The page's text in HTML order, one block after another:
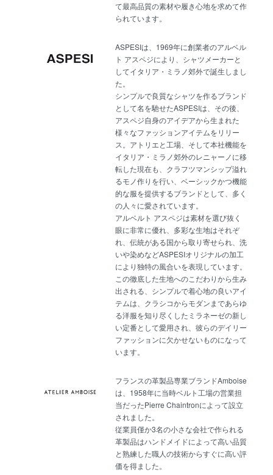
て最高品質の素材や履き心地を求めて作
られています。
ASPESIは、1969年に創業者のアルベル
ト アスペジにより、シャツメーカーと
してイタリア・ミラノ郊外で誕生しまし
た。
シンプルで良質なシャツを作るブランド
として名を馳せたASPESIは、その後、
アスペジ自身のアイデアから生まれた
様々なファッションアイテムをリリー
ス。アトリエと工場、そして本社機能を
イタリア・ミラノ郊外のレニャーノに移
転した現在も、クラフツマンシップ溢れ
るモノ作りを行い、ベーシックかつ機能
的な服を提供するブランドとして、多く
の人々に愛されています。
アルベルト アスペジは素材を選び抜く
眼に非常に優れ、多彩な生地はそれぞ
れ、伝統がある国から取り寄せられ、洗
いや染めなどASPESIオリジナルの加工
により独特の風合いを表現しています。
この徹底した生地へのこだわりから生み
出される、シンプルで着心地の良いアイ
テムは、クラシコからモダンまであらゆ
る洋服を知り尽くしたミラネーゼの新し
い定番として愛用され、彼らのデイリー
ファッションに欠かせないものになって
います。
フランスの革製品専業ブランドAmboise
は、1958年に当時ベルト工場の営業担
当だったPierre Chaintronによって設立
されました。
従業員僅か3名の小さな会社で作られる
革製品はハンドメイドによって高い品質
と熟練した職人の技術からすぐに高い評
価を得ました。